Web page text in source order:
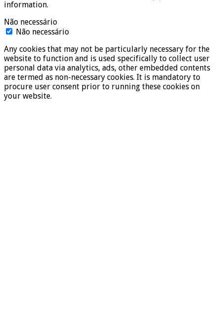
information.
Não necessário
Não necessário
Any cookies that may not be particularly necessary for the
website to function and is used specifically to collect user
personal data via analytics, ads, other embedded contents
are termed as non-necessary cookies. It is mandatory to
procure user consent prior to running these cookies on
your website.